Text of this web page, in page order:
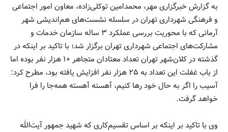
به گزارش خبرگزاری مهر، محمدامین توکلی‌زاده، معاون امور اجتماعی
و فرهنگی شهرداری تهران در سلسله نشست‌های هم‌اندیشی شهر
آرمانی که با محوریت بررسی عملکرد ۳ ساله سازمان خدمات و
مشارکت‌های اجتماعی شهرداری تهران برگزار شد؛ با تاکید بر اینکه در
گذشته در کلان‌شهر تهران تعداد معتادان متجاهر ۱۰ هزار نفر بوده اما
از باب غفلت این تعداد به ۲۵ هزار نفر افزایش یافته بود، مطرح کرد:
آسیب را اگر به حال خود رها کنیم، آهسته آهسته همه‌جا را فرا
خواهد گرفت.
وی با تاکید بر اینکه بر اساس تقسیم‌کاری که شهید جمهور آیت‌الله